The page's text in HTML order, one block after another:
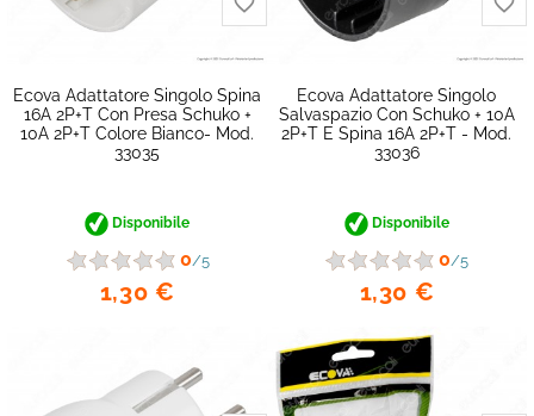
Ecova Adattatore Singolo Spina
16A 2P+T Con Presa Schuko +
10A 2P+T Colore Bianco- Mod.
33035
Disponibile
0/5
1,30 €
Ecova Adattatore Singolo
Salvaspazio Con Schuko + 10A
2P+T E Spina 16A 2P+T - Mod.
33036
Disponibile
0/5
1,30 €